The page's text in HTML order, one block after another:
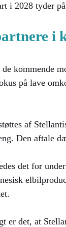
i 2028 tyder
i
kommende
på lave
af
Den aftale
det for
er det, at